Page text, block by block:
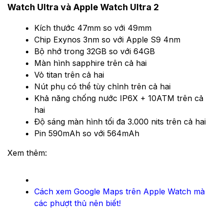
Watch Ultra và Apple Watch Ultra 2
Kích thước 47mm so với 49mm
Chip Exynos 3nm so với Apple S9 4nm
Bộ nhớ trong 32GB so với 64GB
Màn hình sapphire trên cả hai
Vỏ titan trên cả hai
Nút phụ có thể tùy chỉnh trên cả hai
Khả năng chống nước IP6X + 10ATM trên cả
hai
Độ sáng màn hình tối đa 3.000 nits trên cả hai
Pin 590mAh so với 564mAh
Xem thêm:
Cách xem Google Maps trên Apple Watch mà
các phượt thủ nên biết!